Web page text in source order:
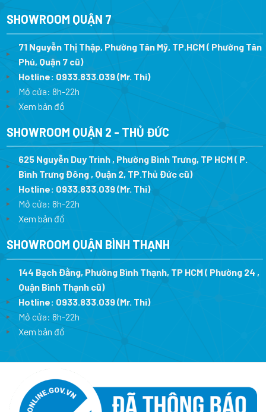
SHOWROOM QUẬN 7
71 Nguyễn Thị Thập, Phường Tân Mỹ, TP.HCM ( Phường Tân
Phú, Quận 7 cũ)
Hotline: 0933.833.039(Mr. Thi)
Mở cửa: 8h-22h
Xem bản đồ
SHOWROOM QUẬN 2 - THỦ ĐỨC
625 Nguyễn Duy Trinh , Phường Bình Trưng, TP HCM ( P.
Bình Trưng Đông , Quận 2, TP.Thủ Đức cũ)
Hotline: 0933.833.039(Mr. Thi)
Mở cửa: 8h-22h
Xem bản đồ
SHOWROOM QUẬN BÌNH THẠNH
144 Bạch Đằng, Phường Bình Thạnh, TP HCM ( Phường 24 ,
Quận Bình Thạnh cũ)
Hotline: 0933.833.039(Mr. Thi)
Mở cửa: 8h-22h
Xem bản đồ